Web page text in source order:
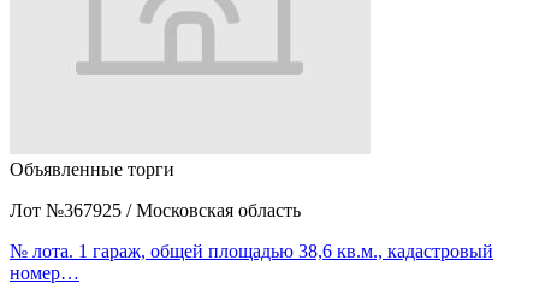
Объявленные торги
Лот №367925 / Московская область
№ лота. 1 гараж, общей площадью 38,6 кв.м., кадастровый
номер…